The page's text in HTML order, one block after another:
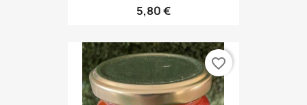
5,80 €
favorite_border